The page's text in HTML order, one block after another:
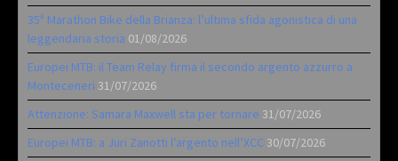
35ª Marathon Bike della Brianza: l’ultima sfida agonistica di una
leggendaria storia 01/08/2026
Europei MTB: il Team Relay firma il secondo argento azzurro a
Monteceneri 31/07/2026
Attenzione: Samara Maxwell sta per tornare 31/07/2026
Europei MTB: a Juri Zanotti l’argento nell’XCC 30/07/2026